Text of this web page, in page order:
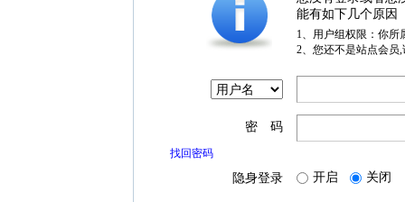
能有如下几个原因
1、用户组权限：你所
2、您还不是站点会员
密 码
找回密码
隐身登录 开启 关闭